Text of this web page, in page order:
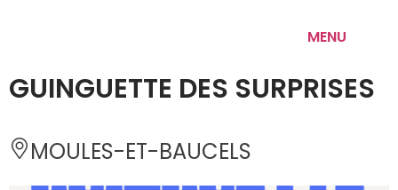
MENU
GUINGUETTE DES SURPRISES
MOULES-ET-BAUCELS